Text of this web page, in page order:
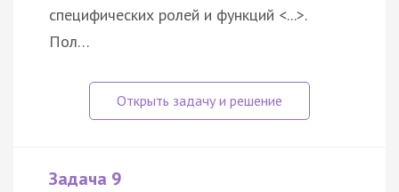
специфических ролей и функций <...>.
Пол…
Задача 9